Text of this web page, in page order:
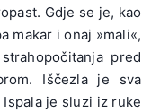
Gdje se je, kao
makar i onaj »mali«,
pred
Iščezla je sva
je sluzi iz ruke